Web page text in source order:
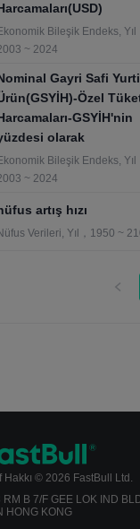
Bileşik Endeks, Yıl
~ 2024
Gayri Safi
Özel
GSYİH'nin
olarak
Bileşik Endeks, Yıl
~ 2024
artış hızı
Verileri, Yıl，1950 ~
Hakkı © 2026 FastBull Ltd.
RM B 7/F GEE LOK IND
HONG KONG